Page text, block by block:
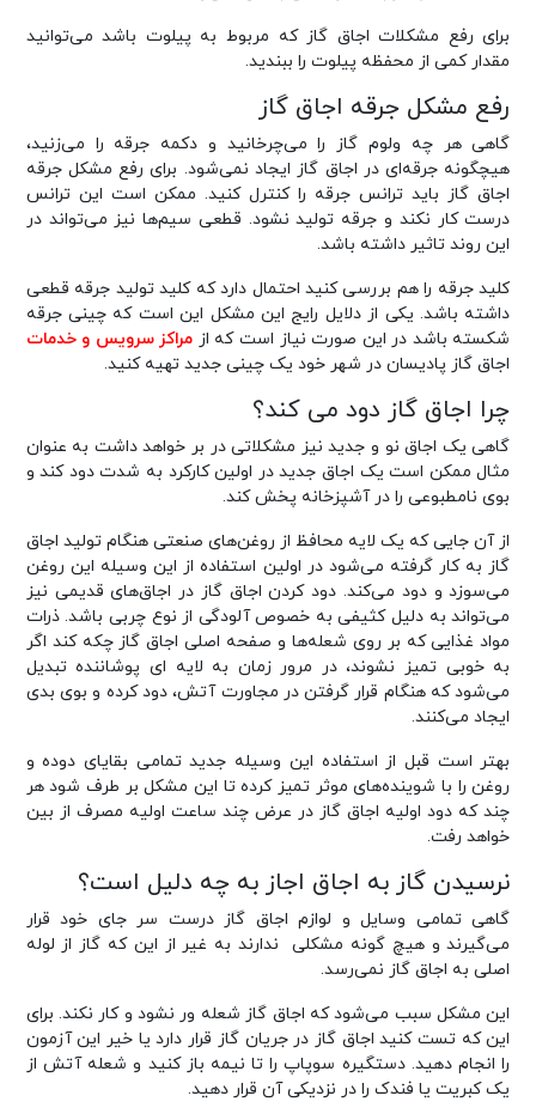
برای رفع مشکلات اجاق گاز که مربوط به پیلوت باشد می‌توانید
مقدار کمی از محفظه پیلوت را ببندید.
رفع مشکل جرقه اجاق گاز
گاهی هر چه ولوم گاز را می‌چرخانید و دکمه جرقه را می‌زنید،
هیچگونه جرقه‌ای در اجاق گاز ایجاد نمی‌شود. برای رفع مشکل جرقه
اجاق گاز باید ترانس جرقه را کنترل کنید. ممکن است این ترانس
درست کار نکند و جرقه تولید نشود. قطعی سیم‌ها نیز می‌تواند در
این روند تاثیر داشته باشد.
کلید جرقه را هم بررسی کنید احتمال دارد که کلید تولید جرقه قطعی
داشته باشد. یکی از دلایل رایج این مشکل این است که چینی جرقه
شکسته باشد در این صورت نیاز است که از مراکز سرویس و خدمات
اجاق گاز پادیسان در شهر خود یک چینی جدید تهیه کنید.
چرا اجاق گاز دود می‌ کند؟
گاهی یک اجاق نو و جدید نیز مشکلاتی در بر خواهد داشت به عنوان
مثال ممکن است یک اجاق جدید در اولین کارکرد به شدت دود کند و
بوی نامطبوعی را در آشپزخانه پخش کند.
از آن جایی که یک لایه محافظ از روغن‌های صنعتی هنگام تولید اجاق
گاز به کار گرفته می‌شود در اولین استفاده از این وسیله این روغن
می‌سوزد و دود می‌کند. دود کردن اجاق گاز در اجاق‌های قدیمی نیز
می‌تواند به دلیل کثیفی به خصوص آلودگی از نوع چربی باشد. ذرات
مواد غذایی که بر روی شعله‌ها و صفحه اصلی اجاق گاز چکه کند اگر
به خوبی تمیز نشوند، در مرور زمان به لایه ای پوشاننده تبدیل
می‌شود که هنگام قرار گرفتن در مجاورت آتش، دود کرده و بوی بدی
ایجاد می‌کنند.
بهتر است قبل از استفاده این وسیله جدید تمامی بقایای دوده و
روغن را با شوینده‌های موثر تمیز کرده تا این مشکل بر طرف شود هر
چند که دود اولیه اجاق گاز در عرض چند ساعت اولیه مصرف از بین
خواهد رفت.
نرسیدن گاز به اجاق اجاز به چه دلیل است؟
گاهی تمامی وسایل و لوازم اجاق گاز درست سر جای خود قرار
می‌گیرند و هیچ گونه مشکلی ندارند به غیر از این که گاز از لوله
اصلی به اجاق گاز نمی‌رسد.
این مشکل سبب می‌شود که اجاق گاز شعله ور نشود و کار نکند. برای
این که تست کنید اجاق گاز در جریان گاز قرار دارد یا خیر این آزمون
را انجام دهید. دستگیره سوپاپ را تا نیمه باز کنید و شعله آتش از
یک کبریت یا فندک را در نزدیکی آن قرار دهید.